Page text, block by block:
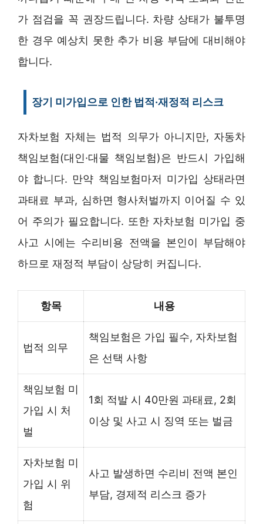
가 점검을 꼭 권장드립니다. 차량 상태가 불투명
한 경우 예상치 못한 추가 비용 부담에 대비해야
합니다.
장기 미가입으로 인한 법적·재정적 리스크
자차보험 자체는 법적 의무가 아니지만, 자동차
책임보험(대인·대물 책임보험)은 반드시 가입해
야 합니다. 만약 책임보험마저 미가입 상태라면
과태료 부과, 심하면 형사처벌까지 이어질 수 있
어 주의가 필요합니다. 또한 자차보험 미가입 중
사고 시에는 수리비용 전액을 본인이 부담해야
하므로 재정적 부담이 상당히 커집니다.
항목 내용
법적 의무
책임보험은 가입 필수, 자차보험
은 선택 사항
책임보험 미
가입 시 처
벌
1회 적발 시 40만원 과태료, 2회
이상 및 사고 시 징역 또는 벌금
자차보험 미
가입 시 위
험
사고 발생하면 수리비 전액 본인
부담, 경제적 리스크 증가